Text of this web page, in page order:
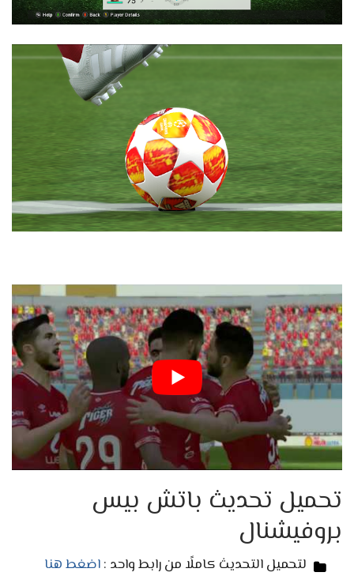
تحميل تحديث باتش بيس
بروفيشنال
لتحميل التحديث كاملًا من رابط واحد :اضغط هنا